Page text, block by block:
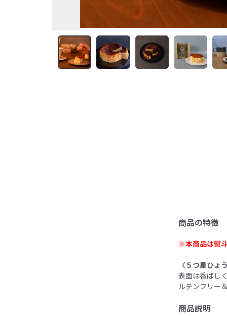
商品の特徴
※本商品は熨
〈５つ星ひょ
表面は香ばし
ルテンフリー
商品説明